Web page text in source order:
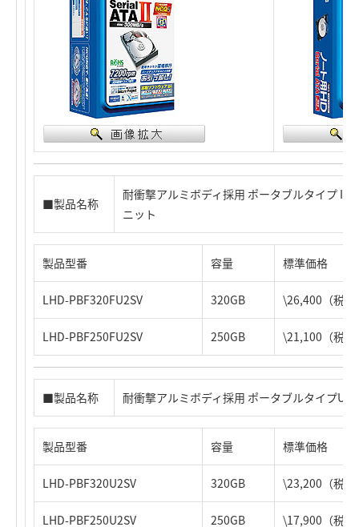
■製品名称
耐衝撃アルミボディ採用 ポータブルタイプ
ニット
製品型番 容量 標準価格
LHD-PBF320FU2SV 320GB \26,400（税別
LHD-PBF250FU2SV 250GB \21,100（税別
■製品名称 耐衝撃アルミボディ採用 ポータブルタイプ
製品型番 容量 標準価格
LHD-PBF320U2SV 320GB \23,200（税別
LHD-PBF250U2SV 250GB \17,900（税別